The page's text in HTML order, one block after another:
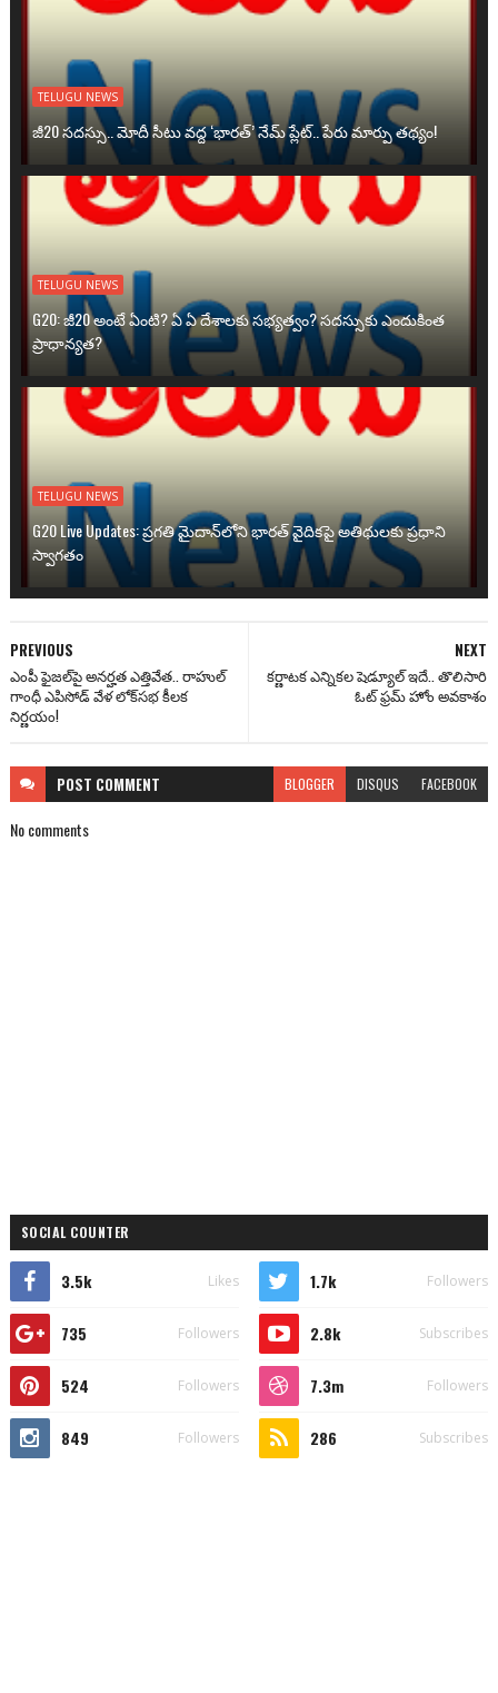
TELUGU NEWS
జీ20 సదస్సు.. మోదీ సీటు వద్ద ‘భారత్’ నేమ్ ప్లేట్‌.. పేరు మార్పు తథ్యం!
TELUGU NEWS
G20: జీ20 అంటే ఏంటి? ఏ ఏ దేశాలకు సభ్యత్వం? సదస్సుకు ఎందుకింత
ప్రాధాన్యత?
TELUGU NEWS
G20 Live Updates: ప్రగతి మైదాన్‌లోని భారత్ వైదికపై అతిథులకు ప్రధాని
స్వాగతం
NEXT
కర్ణాటక ఎన్నికల షెడ్యూల్ ఇదే.. తొలిసారి
ఓట్ ఫ్రమ్ హోం అవకాశం
PREVIOUS
ఎంపీ ఫైజల్‌పై అనర్హత ఎత్తివేత.. రాహుల్
గాంధీ ఎపిసోడ్ వేళ లోక్‌సభ కీలక
నిర్ణయం!
POST COMMENT BLOGGER DISQUS FACEBOOK
No comments
SOCIAL COUNTER
3.5k Likes 1.7k Followers
735 Followers 2.8k Subscribes
524 Followers 7.3m Followers
849 Followers 286 Subscribes